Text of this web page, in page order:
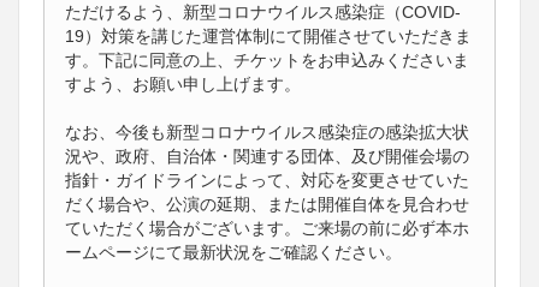
ただけるよう、新型コロナウイルス感染症（COVID-
19）対策を講じた運営体制にて開催させていただきま
す。下記に同意の上、チケットをお申込みくださいま
すよう、お願い申し上げます。
なお、今後も新型コロナウイルス感染症の感染拡大状
況や、政府、自治体・関連する団体、及び開催会場の
指針・ガイドラインによって、対応を変更させていた
だく場合や、公演の延期、または開催自体を見合わせ
ていただく場合がございます。ご来場の前に必ず本ホ
ームページにて最新状況をご確認ください。